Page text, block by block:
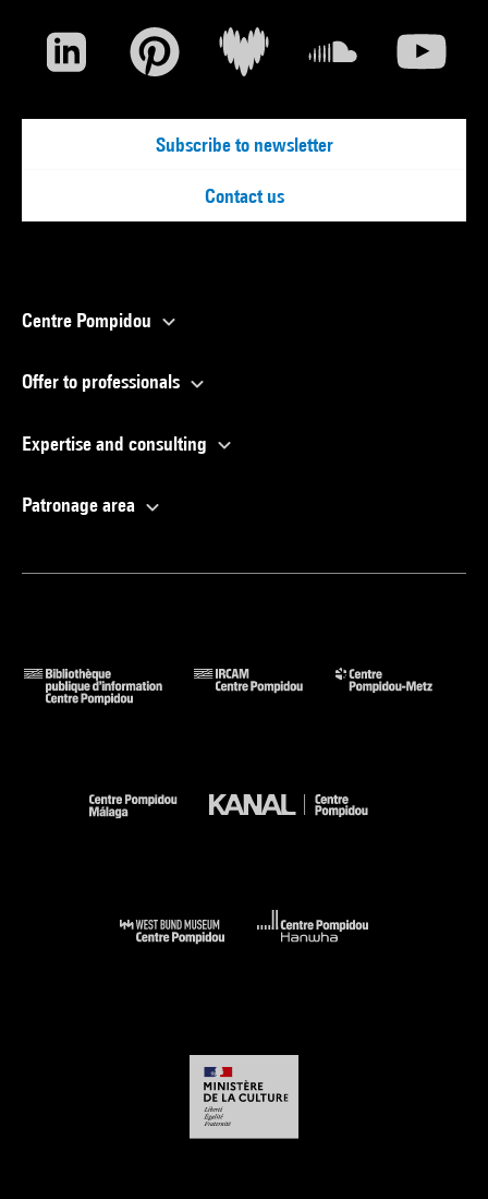
Subscribe to newsletter
Contact us
Centre Pompidou
Offer to professionals
Expertise and consulting
Patronage area